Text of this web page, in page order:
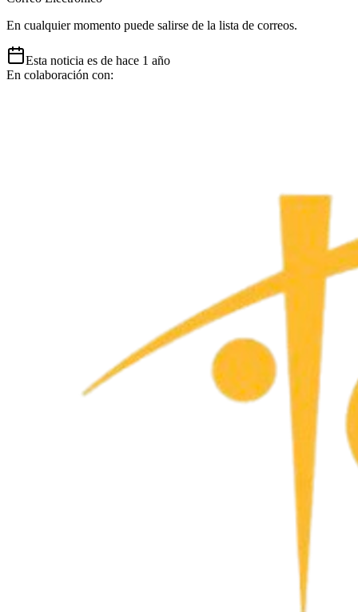
En cualquier momento puede salirse de la lista de correos.
Esta noticia es de hace 1 año
En colaboración con: